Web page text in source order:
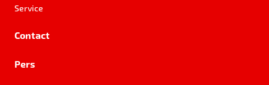
Service
Contact
Pers